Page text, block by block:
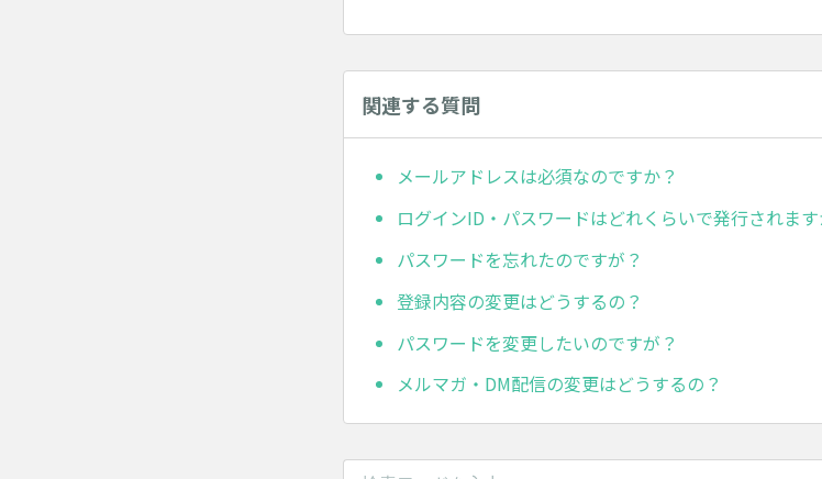
関連する質問
メールアドレスは必須なのですか？
ログインID・パスワードはどれくらいで発行されます
パスワードを忘れたのですが？
登録内容の変更はどうするの？
パスワードを変更したいのですが？
メルマガ・DM配信の変更はどうするの？